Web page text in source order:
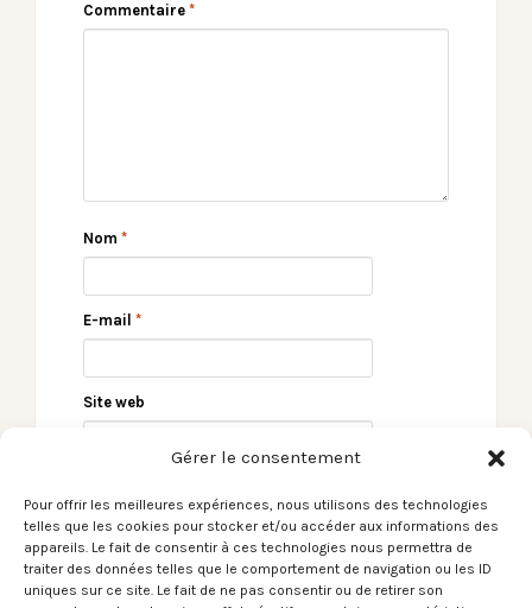
Gérer le consentement
Pour offrir les meilleures expériences, nous utilisons des technologies
telles que les cookies pour stocker et/ou accéder aux informations des
appareils. Le fait de consentir à ces technologies nous permettra de
traiter des données telles que le comportement de navigation ou les ID
uniques sur ce site. Le fait de ne pas consentir ou de retirer son
Commentaire *
Nom *
E-mail *
Site web